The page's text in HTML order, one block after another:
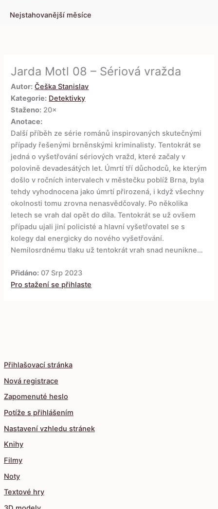
Nejstahovanější měsíce
Přihlašovací stránka
Nová registrace
Zapomenuté heslo
Potíže s přihlášením
Nastavení vzhledu stránek
Knihy
Filmy
Noty
Textové hry
Jarda Motl 08 – Sériová vražda
Autor: Češka Stanislav
Kategorie: Detektivky
Staženo: 20×
Anotace:
Další příběh ze série románů inspirovaných skutečnými
případy řešenými brněnskými kriminalisty. Tentokrát se
jedná o vyšetřování sériových vražd, které začaly v
polovině devadesátých let. Úmrtí tří důchodců, ke kterým
došlo v ročních intervalech v městečku poblíž Brna, byla
tehdy vyhodnocena jako úmrtí přirozená, i když všechny
okolnosti tomu zrovna nenasvědčovaly. Po několika
letech se vrah dal opět do díla. Tentokrát se už ovšem
případu ujali jiní policisté a hlavní vyšetřovatel se s
kolegy dal energicky do nového vyšetřování.
Nemilosrdnému tlaku už tentokrát vrah snad neunikne…
Přidáno: 07 Srp 2023
Pro stažení se přihlaste